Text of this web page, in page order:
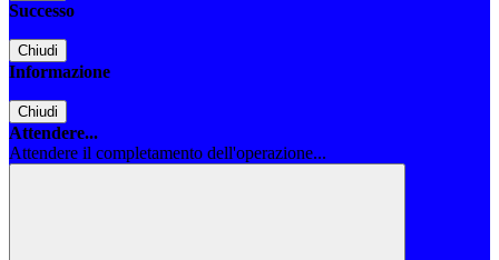
Successo
Chiudi
Informazione
Chiudi
Attendere...
Attendere il completamento dell'operazione...